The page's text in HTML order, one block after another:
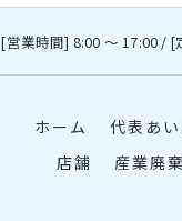
[営業時間] 8:00 〜 17:00 / [
ホーム 代表あ
店舗
産業廃